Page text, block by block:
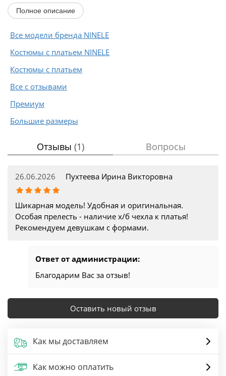
кружевными...
Полное описание
Все модели бренда NINELE
Костюмы с платьем NINELE
Костюмы с платьем
Все с отзывами
Премиум
Большие размеры
Отзывы (1) Вопросы
26.06.2026 Пухтеева Ирина Викторовна
Шикарная модель! Удобная и оригинальная.
Особая прелесть - наличие х/б чехла к платья!
Рекомендуем девушкам с формами.
Ответ от администрации:
Благодарим Вас за отзыв!
Оставить новый отзыв
Как мы доставляем
Как можно оплатить